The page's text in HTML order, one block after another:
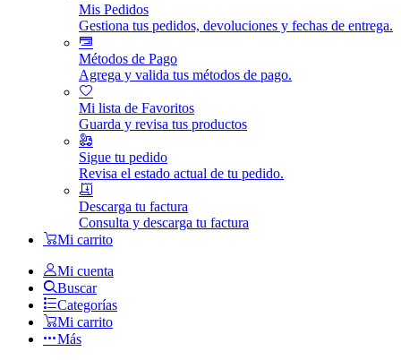
Mis Pedidos
Gestiona tus pedidos, devoluciones y fechas de entrega.
Métodos de Pago
Agrega y valida tus métodos de pago.
Mi lista de Favoritos
Guarda y revisa tus productos
Sigue tu pedido
Revisa el estado actual de tu pedido.
Descarga tu factura
Consulta y descarga tu factura
Mi carrito
Mi cuenta
Buscar
Categorías
Mi carrito
Más